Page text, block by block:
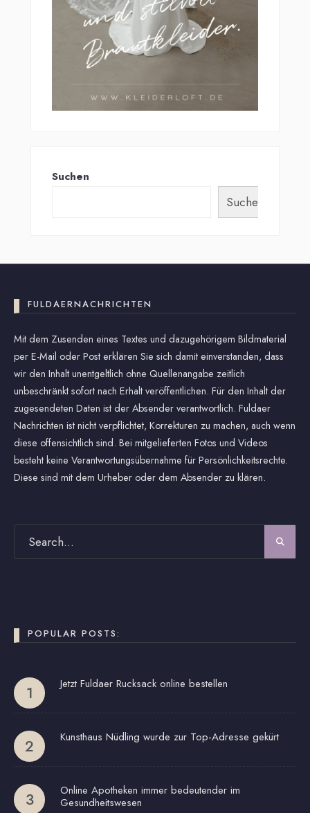
Suchen
Suchen
FULDAERNACHRICHTEN
Mit dem Zusenden eines Textes und dazugehörigem Bildmaterial
per E-Mail oder Post erklären Sie sich damit einverstanden, dass
wir den Inhalt unentgeltlich ohne Quellenangabe zeitlich
unbeschränkt sofort nach Erhalt veröffentlichen. Für den Inhalt der
zugesendeten Daten ist der Absender verantwortlich. Fuldaer
Nachrichten ist nicht verpflichtet, Korrekturen zu machen, auch wenn
diese offensichtlich sind. Bei mitgelieferten Fotos und Videos
besteht keine Verantwortungsübernahme für Persönlichkeitsrechte.
Diese sind mit dem Urheber oder dem Absender zu klären.
POPULAR POSTS:
Jetzt Fuldaer Rucksack online bestellen
Kunsthaus Nüdling wurde zur Top-Adresse gekürt
Online Apotheken immer bedeutender im
Gesundheitswesen